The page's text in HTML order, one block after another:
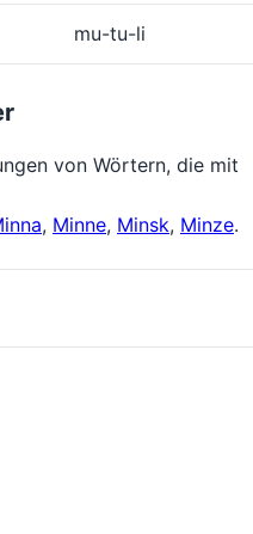
mu-tu-li
von Wörtern, die mit
, Minne, Minsk, Minze.